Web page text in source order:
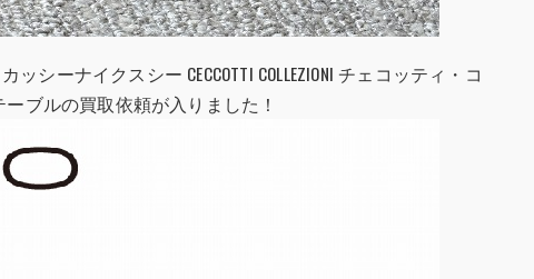
シーナイクスシー CECCOTTI COLLEZIONI チェコッティ・コ
ーブルの買取依頼が入りました！